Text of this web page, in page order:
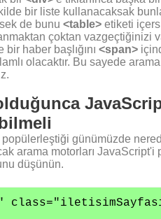
bir liste kullanacaksak
de bunu <table> etiketi
çoktan vazgeçtiğinizi
haber başlığını <span>
olacaktır. Bu sayede
popülerleştiği günümüzde
arama motorları JavaScript'i
düşünün.